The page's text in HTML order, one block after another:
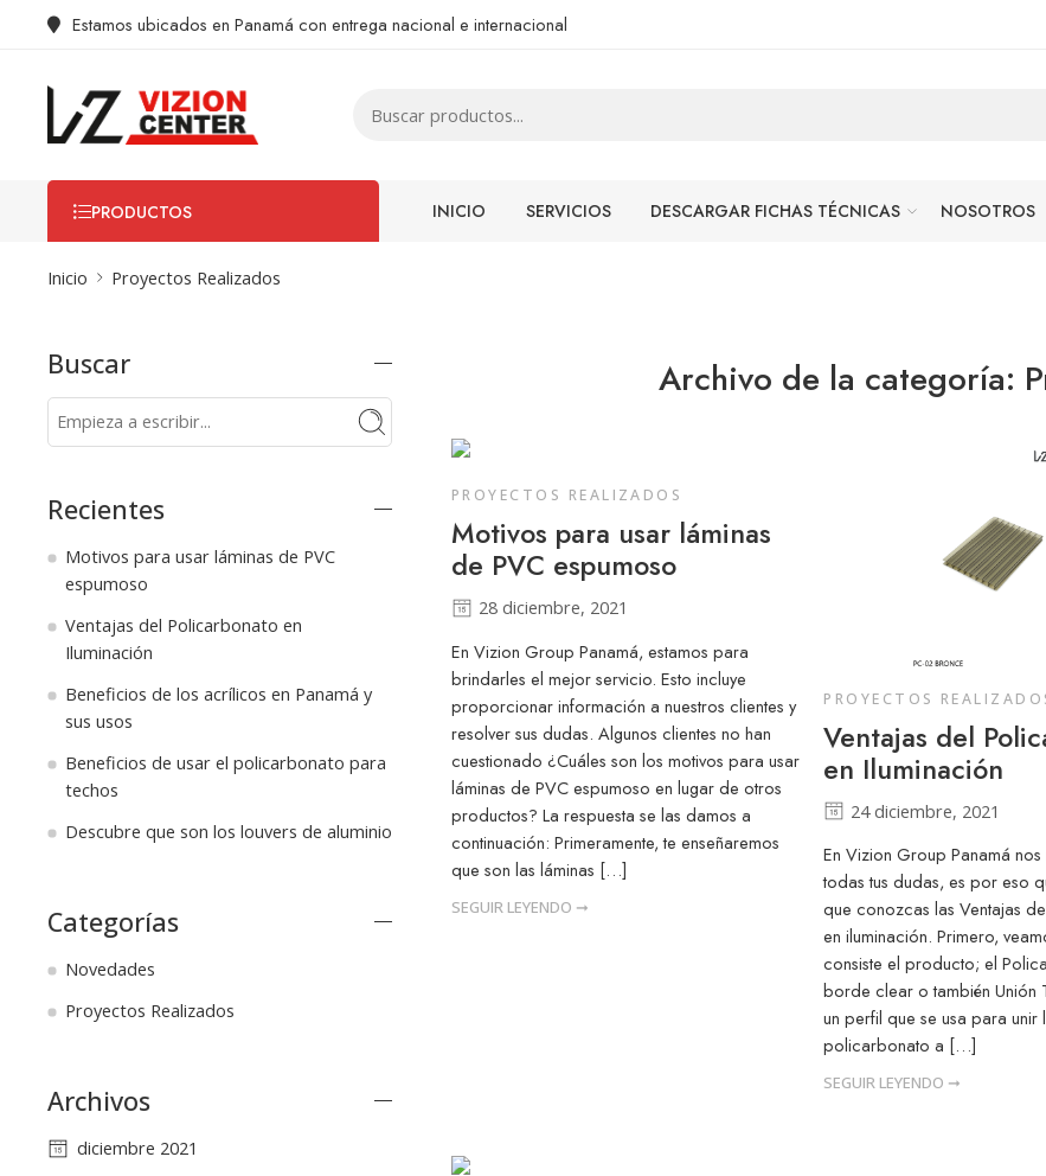
Estamos ubicados en Panamá con entrega nacional e internacional
PRODUCTOS INICIO SERVICIOS DESCARGAR FICHAS TÉCNICAS NOSOTROS
Inicio Proyectos Realizados
Archivo de la categoría:
PROYECTOS REALIZADOS
Motivos para usar láminas
de PVC espumoso
28 diciembre, 2021
En Vizion Group Panamá, estamos para
brindarles el mejor servicio. Esto incluye
proporcionar información a nuestros clientes y
resolver sus dudas. Algunos clientes no han
cuestionado ¿Cuáles son los motivos para usar
láminas de PVC espumoso en lugar de otros
productos? La respuesta se las damos a
continuación: Primeramente, te enseñaremos
que son las láminas […]
SEGUIR LEYENDO ➞
PROYECTOS
Ventajas del
en Iluminación
24 diciembre, 2021
En Vizion Group Panamá
todas tus dudas, es por eso
que conozcas las Ventajas
en iluminación. Primero,
consiste el producto; el
borde clear o también Unión
un perfil que se usa para unir
policarbonato a […]
SEGUIR LEYENDO ➞
Buscar
Recientes
Motivos para usar láminas de PVC
espumoso
Ventajas del Policarbonato en
Iluminación
Beneficios de los acrílicos en Panamá y
sus usos
Beneficios de usar el policarbonato para
techos
Descubre que son los louvers de aluminio
Categorías
Novedades
Proyectos Realizados
Archivos
diciembre 2021